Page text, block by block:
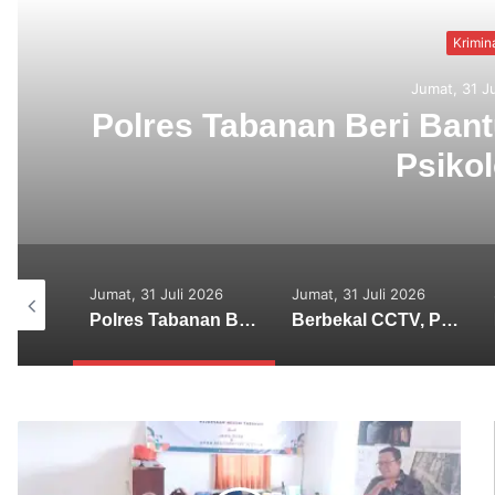
Jumat, 31
Polres Tabanan Beri
2026 Jumat, 31 Juli 2026
Polres Tabanan Beri Bantuan dan Pendampingan Psikologis
Jumat, 31 Juli 2026
Berbekal CCTV, Pelaku Tabrak Lari Terungkap